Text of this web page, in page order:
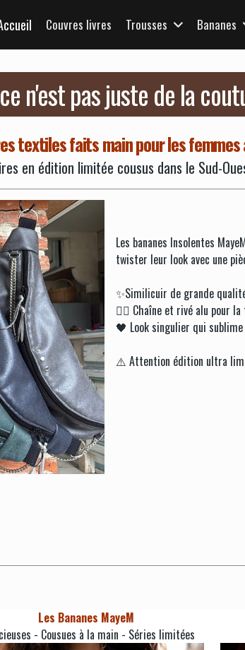
Couvres livres Trousses Bananes
ce n'est pas juste de la
textiles faits main pour les femmes
en édition limitée cousus dans le Sud-
Les bananes Insolentes
twister leur look avec une
✨Similicuir de grande
⛓️‍💥 Chaîne et rivé alu pour
🖤 Look singulier qui
⚠️ Attention édition ultra
Les Bananes MayeM
- Cousues à la main - Séries limitées